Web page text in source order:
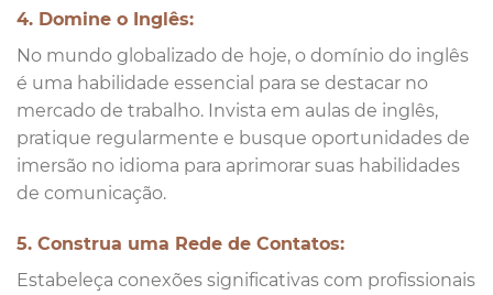
4. Domine o Inglês:
No mundo globalizado de hoje, o domínio do inglês
é uma habilidade essencial para se destacar no
mercado de trabalho. Invista em aulas de inglês,
pratique regularmente e busque oportunidades de
imersão no idioma para aprimorar suas habilidades
de comunicação.
5. Construa uma Rede de Contatos:
Estabeleça conexões significativas com profissionais